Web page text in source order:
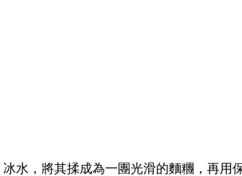
水，將其揉成為一團光滑的麵糰，再用